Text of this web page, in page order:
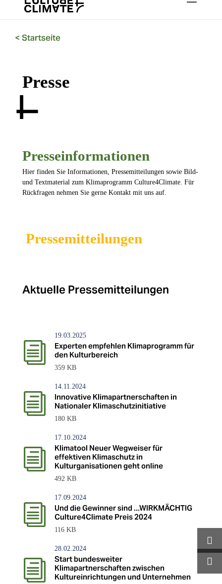
< Startseite
Presse
Presseinformationen
Hier finden Sie Informationen, Pressemitteilungen sowie Bild-
und Textmaterial zum Klimaprogramm Culture4Climate. Für
Rückfragen nehmen Sie gerne Kontakt mit uns auf.
Pressemitteilungen
Aktuelle Pressemitteilungen
i
19.03.2025
Experten empfehlen Klimaprogramm für
den Kulturbereich
359 KB
i
14.11.2024
Innovative Klimapartnerschaften in
Nationaler Klimaschutzinitiative
180 KB
i
17.10.2024
Klimatool Neuer Wegweiser für
effektiven Klimaschutz in
Kulturganisationen geht online
492 KB
i
17.09.2024
Und die Gewinner sind ...WIRKMÄCHTIG
Culture4Climate Preis 2024
116 KB
i
28.02.2024
Start bundesweiter
Klimapartnerschaften zwischen
Kultureinrichtungen und Unternehmen